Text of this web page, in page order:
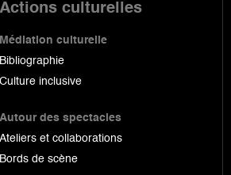
Actions culturelles
Médiation culturelle
Bibliographie
Culture inclusive
Autour des spectacles
Ateliers et collaborations
Bords de scène